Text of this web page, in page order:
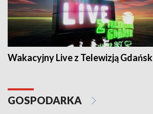
Wakacyjny Live z Telewizją Gdańsk
GOSPODARKA